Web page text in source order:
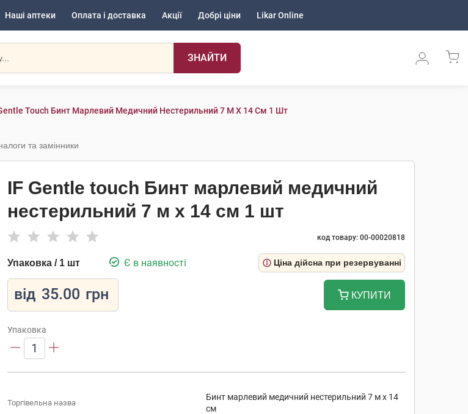
Наші аптеки Оплата і доставка Акції Добрі ціни Likar Online
ЗНАЙТИ
Touch Бинт Марлевий Медичний Нестерильний 7 М Х 14 См 1 Шт
та замінники
IF Gentle touch Бинт марлевий медичний
нестерильний 7 м х 14 см 1 шт
код товару: 00-00020818
Упаковка / 1 шт Є в наявності Ціна дійсна при резервуванні
від 35.00 грн КУПИТИ
Упаковка
1
Торгівельна назва
Бинт марлевий медичний нестерильний 7 м х 14
см